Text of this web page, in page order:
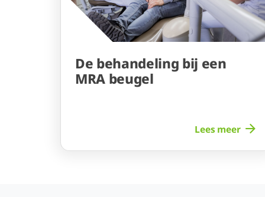
De behandeling bij een
MRA beugel
Lees meer